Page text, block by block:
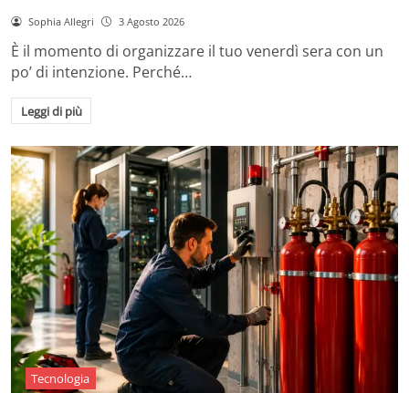
Sophia Allegri 3 Agosto 2026
È il momento di organizzare il tuo venerdì sera con un
po’ di intenzione. Perché…
Leggi di più
Tecnologia